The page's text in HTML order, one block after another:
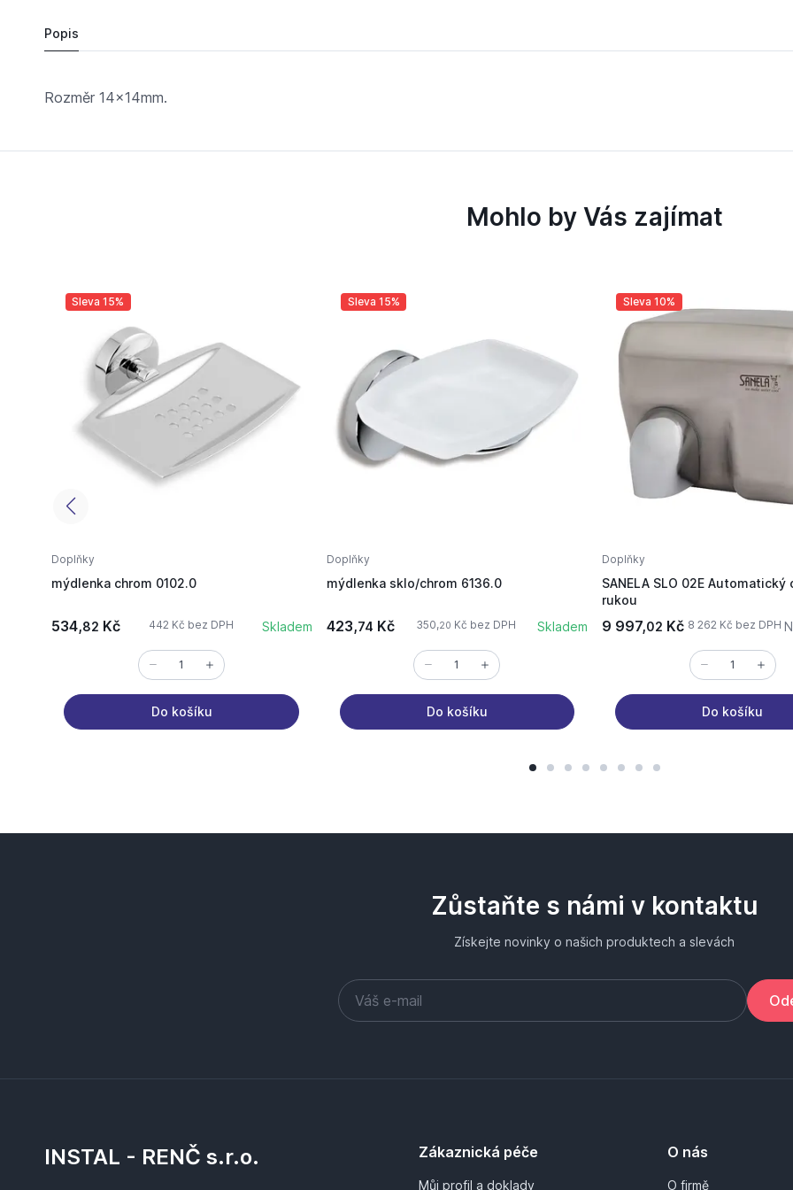
Popis
Rozměr 14x14mm.
Mohlo by Vás zajímat
Sleva 15%
Doplňky
mýdlenka chrom 0102.0
534,82 Kč 442 Kč bez DPH Skladem
Do košíku
Sleva 15%
Doplňky
mýdlenka sklo/chrom 6136.0
423,74 Kč 350,20 Kč bez DPH Skladem
Do košíku
Sleva 10%
Doplňky
SANELA SLO 02E Automatický
rukou
9 997,02 Kč 8 262 Kč bez DPH
Do košíku
Zůstaňte s námi v kontaktu
Získejte novinky o našich produktech a slevách
INSTAL - RENČ s.r.o. Zákaznická péče
Můj profil a doklady
O nás
O firmě